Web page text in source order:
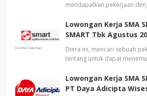
mendapatkan pekerjaan
Lowongan Kerja SMA
SMART Tbk Agustus
Diera ini, mencari sebuah
tentang untuk dapat
Lowongan Kerja SMA
PT Daya Adicipta